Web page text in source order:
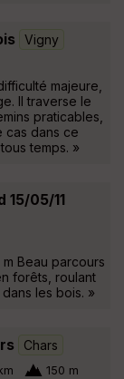
Vigny
majeure,
Il traverse le
praticables,
cas dans ce
temps. »
15/05/11
Beau parcours
forêts, roulant
les bois. »
Chars
150 m